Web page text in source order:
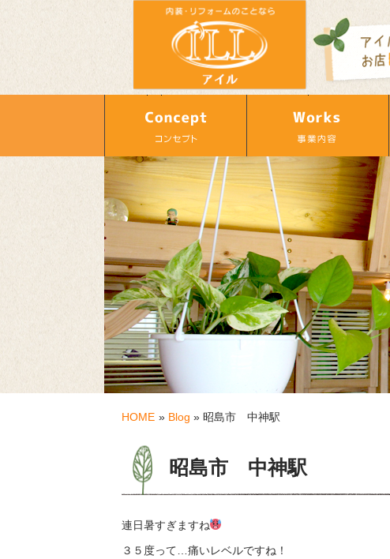
HOME » Blog » 昭島市 中神駅
昭島市 中神駅
連日暑すぎますね
３５度って…痛いレベルですね！